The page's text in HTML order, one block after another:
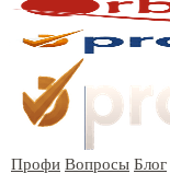
Профи Вопросы Блог